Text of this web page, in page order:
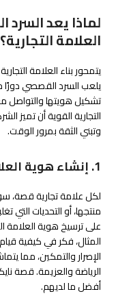
لماذا يعد
العلامة التجارية؟
يتمحور بناء العلامة
يلعب السرد القصصي دورًا
تشكيل هويتها والتواصل
التجارية القوية أن تميز
وتبني الثقة بمرور الوقت.
1. إنشاء هوية العلامة التجارية
لكل علامة تجارية قصة،
منتجها، أو التحديات
على ترسيخ هوية العلامة
الإصرار والتمكين، مما
الرياضة والعزيمة. قصة
أفضل ما لديهم.